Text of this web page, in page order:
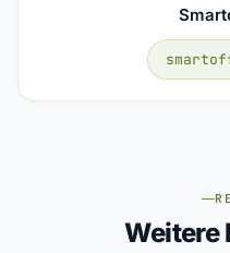
Weitere